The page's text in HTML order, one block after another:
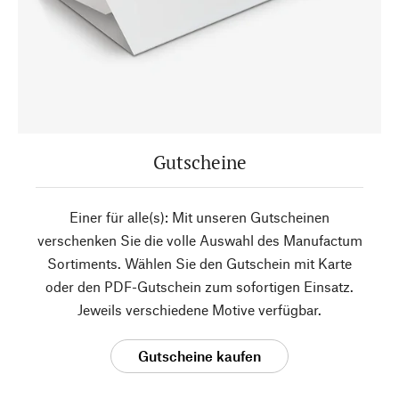
Gutscheine
Einer für alle(s): Mit unseren Gutscheinen
verschenken Sie die volle Auswahl des Manufactum
Sortiments. Wählen Sie den Gutschein mit Karte
oder den PDF-Gutschein zum sofortigen Einsatz.
Jeweils verschiedene Motive verfügbar.
Gutscheine kaufen